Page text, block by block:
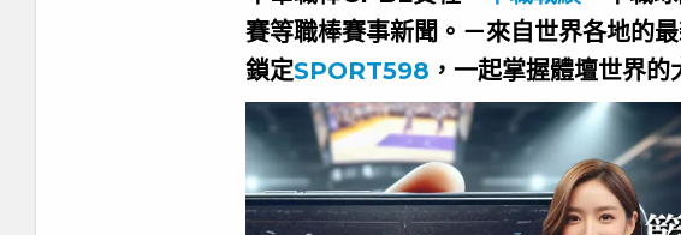
賽等職棒賽事新聞。－來自世界各地的
鎖定SPORT598 ，一起掌握體壇世界的